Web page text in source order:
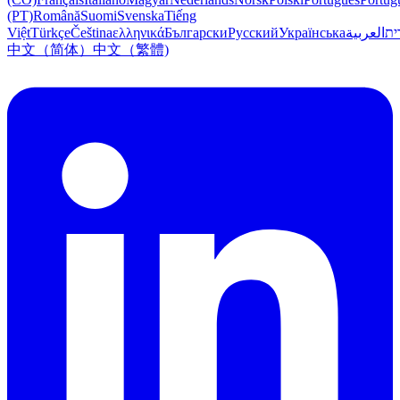
(PT)RomânăSuomiSvenskaTiếng
ViệtTürkçeČeštinaελληνικάБългарскиРусскийУкраїнськаالعربية
中文（简体） 中文（繁體)